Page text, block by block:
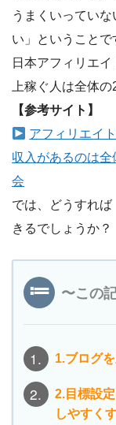
うまくいってい
い」ということで
日本アフィリエ
上稼ぐ人は全体
【参考サイト】
アフィリエイ
収入があるのは
会
では、どうすれ
きるでしょうか？
〜この
1. 1.ブログ
2.
2.目標設
しやすく